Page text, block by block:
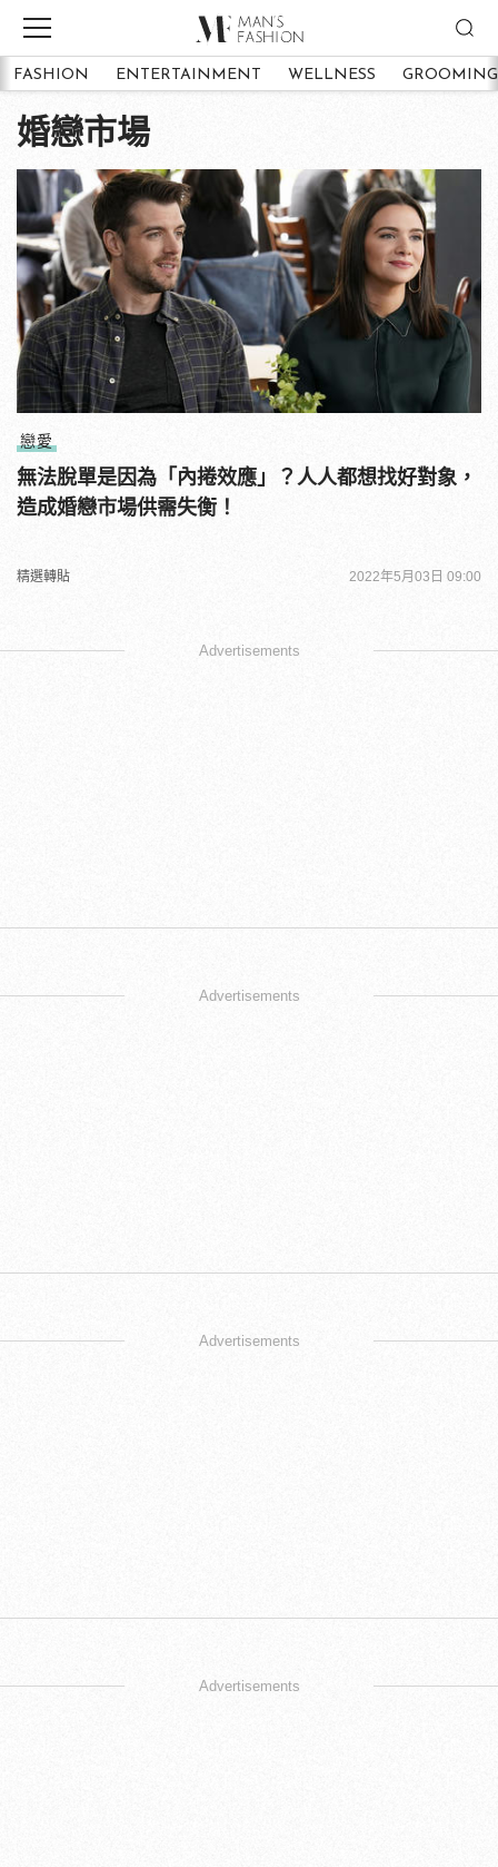
FASHION ENTERTAINMENT WELLNESS GROOMING
婚戀市場
戀愛
無法脫單是因為「內捲效應」？人人都想找好對象，
造成婚戀市場供需失衡！
精選轉貼 2022年5月03日 09:00
Advertisements
Advertisements
Advertisements
Advertisements